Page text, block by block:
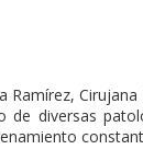
Ramírez,
de diversas